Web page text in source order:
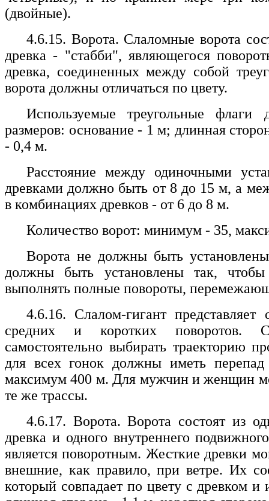
(двойные).
4.6.15. Ворота. Слаломные ворота
древка - "стабби", являющегося
древка, соединенных между собой
ворота должны отличаться по цвету.
Используемые треугольные
размеров: основание - 1 м; длинная
- 0,4 м.
Расстояние между одиночными
древками должно быть от 8 до 15 м, а
в комбинациях древков - от 6 до 8 м.
Количество ворот: минимум - 35,
Ворота не должны быть
должны быть установлены так, чтобы
выполнять полные повороты,
4.6.16. Слалом-гигант
средних и коротких поворотов.
самостоятельно выбирать траекторию
для всех гонок должны иметь
максимум 400 м. Для мужчин и женщин
те же трассы.
4.6.17. Ворота. Ворота состоят из
древка и одного внутреннего
является поворотным. Жесткие древки
внешние, как правило, при ветре. Их
который совпадает по цвету с древком